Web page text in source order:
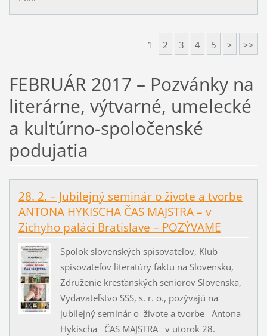
1 2 3 4 5 > >>
FEBRUÁR 2017 – Pozvánky na
literárne, výtvarné, umelecké
a kultúrno-spoločenské
podujatia
28. 2. – Jubilejný seminár o živote a tvorbe
ANTONA HYKISCHA ČAS MAJSTRA – v
Zichyho paláci Bratislave – POZÝVAME
Spolok slovenských spisovateľov, Klub
spisovateľov literatúry faktu na Slovensku,
Združenie kresťanských seniorov Slovenska,
Vydavateľstvo SSS, s. r. o., pozývajú na
jubilejný seminár o živote a tvorbe Antona
Hykischa ČAS MAJSTRA v utorok 28.